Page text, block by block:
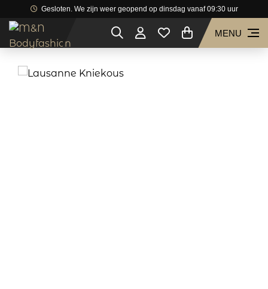
Gesloten. We zijn weer geopend op dinsdag vanaf 09:30 uur
MENU